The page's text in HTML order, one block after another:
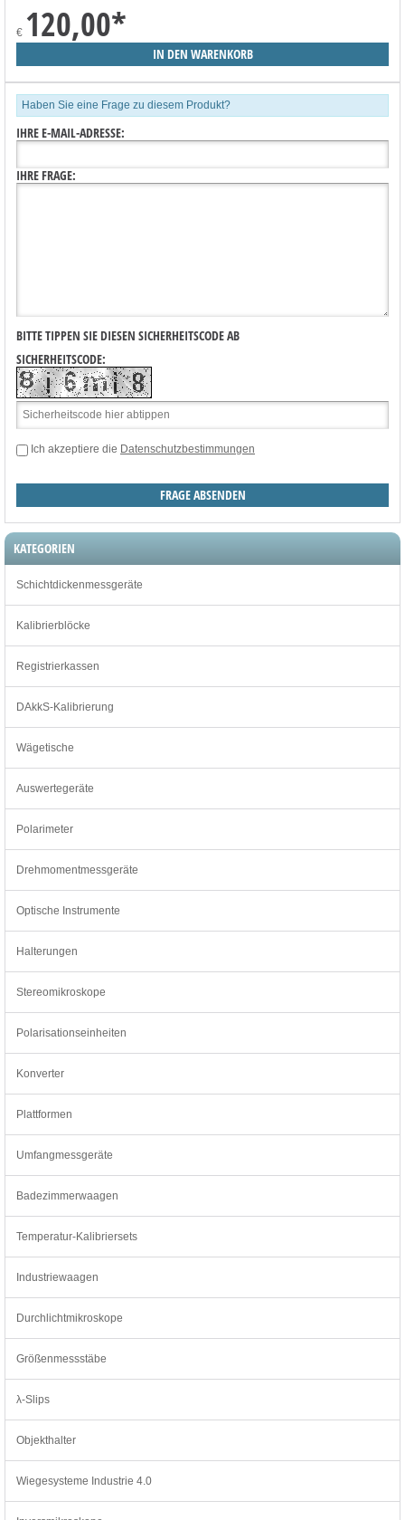
€ 120,00*
Haben Sie eine Frage zu diesem Produkt?
IHRE E-MAIL-ADRESSE:
IHRE FRAGE:
BITTE TIPPEN SIE DIESEN SICHERHEITSCODE AB
SICHERHEITSCODE:
Ich akzeptiere die Datenschutzbestimmungen
KATEGORIEN
Schichtdickenmessgeräte
Kalibrierblöcke
Registrierkassen
DAkkS-Kalibrierung
Wägetische
Auswertegeräte
Polarimeter
Drehmomentmessgeräte
Optische Instrumente
Halterungen
Stereomikroskope
Polarisationseinheiten
Konverter
Plattformen
Umfangmessgeräte
Badezimmerwaagen
Temperatur-Kalibriersets
Industriewaagen
Durchlichtmikroskope
Größenmessstäbe
λ-Slips
Objekthalter
Wiegesysteme Industrie 4.0